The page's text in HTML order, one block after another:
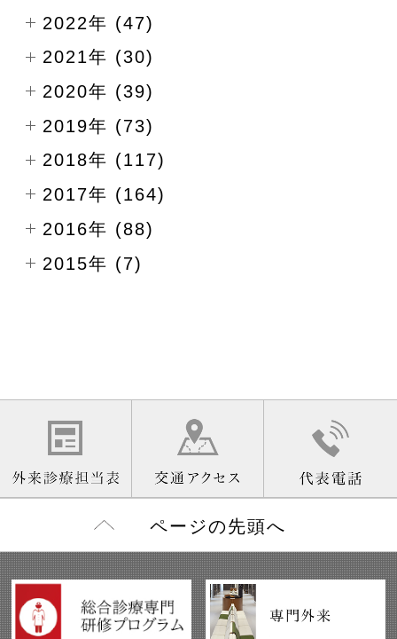
2022年 (47)
2021年 (30)
2020年 (39)
2019年 (73)
2018年 (117)
2017年 (164)
2016年 (88)
2015年 (7)
ページの先頭へ